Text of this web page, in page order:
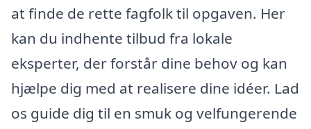
at finde de rette fagfolk til opgaven. Her
kan du indhente tilbud fra lokale
eksperter, der forstår dine behov og kan
hjælpe dig med at realisere dine idéer. Lad
os guide dig til en smuk og velfungerende